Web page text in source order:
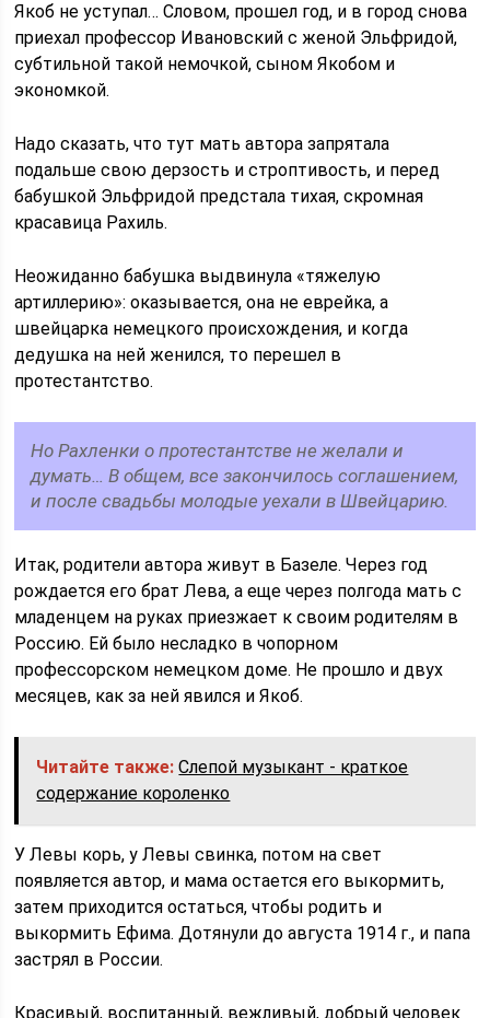
Якоб не уступал… Словом, прошел год, и в город снова
приехал профессор Ивановский с женой Эльфридой,
субтильной такой немочкой, сыном Якобом и
экономкой.
Надо сказать, что тут мать автора запрятала
подальше свою дерзость и строптивость, и перед
бабушкой Эльфридой предстала тихая, скромная
красавица Рахиль.
Неожиданно бабушка выдвинула «тяжелую
артиллерию»: оказывается, она не еврейка, а
швейцарка немецкого происхождения, и когда
дедушка на ней женился, то перешел в
протестантство.
Но Рахленки о протестантстве не желали и
думать… В общем, все закончилось соглашением,
и после свадьбы молодые уехали в Швейцарию.
Итак, родители автора живут в Базеле. Через год
рождается его брат Лева, а еще через полгода мать с
младенцем на руках приезжает к своим родителям в
Россию. Ей было несладко в чопорном
профессорском немецком доме. Не прошло и двух
месяцев, как за ней явился и Якоб.
Читайте также: Слепой музыкант - краткое
содержание короленко
У Левы корь, у Левы свинка, потом на свет
появляется автор, и мама остается его выкормить,
затем приходится остаться, чтобы родить и
выкормить Ефима. Дотянули до августа 1914 г., и папа
застрял в России.
Красивый, воспитанный, вежливый, добрый человек